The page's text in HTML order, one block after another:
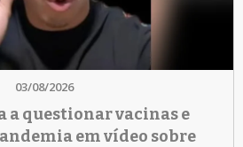
03/08/2026
a questionar vacinas e
em vídeo sobre